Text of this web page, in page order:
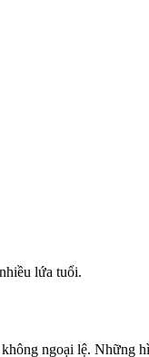
lứa tuổi.
ngoại lệ.